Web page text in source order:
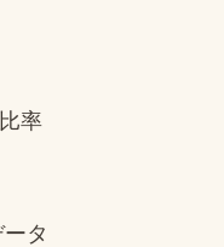
率
タ